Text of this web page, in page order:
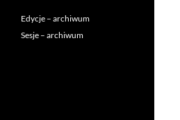
Edycje – archiwum
Sesje – archiwum